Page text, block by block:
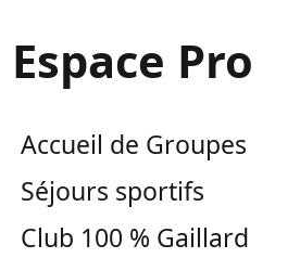
Espace Pro
Accueil de Groupes
Séjours sportifs
Club 100 % Gaillard